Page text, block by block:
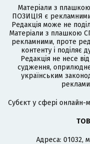
Матеріали з
ПОЗИЦІЯ є
Редакція може не
Матеріали з плашкою
рекламними, проте
контенту і поділяє
Редакція не несе
судження,
українським
Cубєкт у сфері онлайн-
Адреса: 01032,